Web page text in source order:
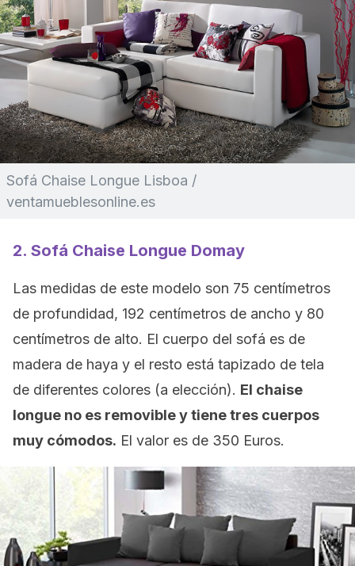
Sofá Chaise Longue Lisboa /
ventamueblesonline.es
2. Sofá Chaise Longue Domay
Las medidas de este modelo son 75 centímetros
de profundidad, 192 centímetros de ancho y 80
centímetros de alto. El cuerpo del sofá es de
madera de haya y el resto está tapizado de tela
de diferentes colores (a elección). El chaise
longue no es removible y tiene tres cuerpos
muy cómodos. El valor es de 350 Euros.